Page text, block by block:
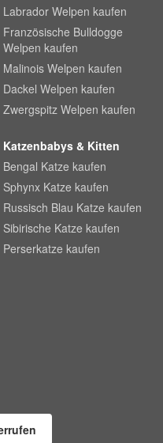
Labrador Welpen kaufen
Französische Bulldogge
Welpen kaufen
Malinois Welpen kaufen
Dackel Welpen kaufen
Zwergspitz Welpen kaufen
Katzenbabys & Kitten
Bengal Katze kaufen
Sphynx Katze kaufen
Russisch Blau Katze kaufen
Sibirische Katze kaufen
Perserkatze kaufen